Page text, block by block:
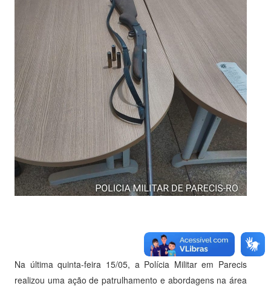
Na última quinta-feira 15/05, a Polícia Militar em Parecis
realizou uma ação de patrulhamento e abordagens na área